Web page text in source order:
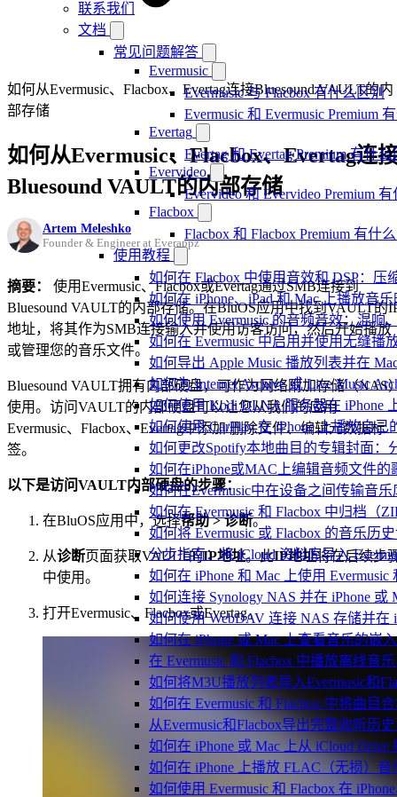
联系我们
文档
常见问题解答
Evermusic
Evermusic 与 Flacbox 有什么区别
Evermusic 和 Evermusic Premium
Evertag
Evertag 和 Evertag Premium 有什
Evervideo
Evervideo 和 Evervideo Premium
Flacbox
Flacbox 和 Flacbox Premium 有什
使用教程
如何在 Flacbox 中使用音效和 DSP：压
如何在 iPhone、iPad 和 Mac 上播放音
如何使用 Evermusic 的音频音效：混
如何在 Evermusic 中启用并使用无缝播
如何导出 Apple Music 播放列表并在
如何为 Internet Archive 或 Live Music
如何使用 Kodi DLNA 服务器在 iPhone
如何使用 CarPlay 在 iPhone 上播放自己
如何更改Spotify本地曲目的专辑封面：
如何在iPhone或MAC上编辑音频文件的
如何在Evermusic中在设备之间传输音
如何在 Evermusic 和 Flacbox 中归档（
如何将 Evermusic 或 Flacbox 的音乐历
分步指南：将 iCloud 资料库导入
如何在 iPhone 和 Mac 上使用
如何连接 Synology NAS 并在 iPhone 或
如何使用 WebDAV 连接 NAS 存储并在
如何在 iPhone 或 Mac 上查看音乐的嵌
在 Evermusic 和 Flacbox 中播放离线音
如何将M3U播放列表导入Evermusic和
如何在 Evermusic 和 Flacbox 中将曲目
从Evermusic和Flacbox导出完整收听历
如何在 iPhone 或 Mac 上从 iCloud Drive
如何在 iPhone 上播放 FLAC（无损）音
如何使用 Evermusic 和 Flacbox 在
如何从Evermusic、Flacbox、Evertag连接Bluesound VAULT的内
部存储
如何从Evermusic、Flacbox、Evertag连
Bluesound VAULT的内部存储
Artem Meleshko
Founder & Engineer at Everappz
摘要：
使用Evermusic、Flacbox或Evertag通过SMB连接到
Bluesound VAULT的内部存储。在BluOS应用中找到VAULT的
地址，将其作为SMB连接输入并使用访客访问，然后开始播放
或管理您的音乐文件。
Bluesound VAULT拥有内部硬盘，可作为网络附加存储（NAS
使用。访问VAULT的内部硬盘可以让您从我们的应用
Evermusic、Flacbox、Evertag中添加/删除文件、编辑元数据标
签。
以下是访问VAULT内部硬盘的步骤：
在BluOS应用中，选择帮助 > 诊断。
从诊断页面获取VAULT的IP地址。此IP地址将在后续步
中使用。
打开Evermusic、Flacbox或Evertag。